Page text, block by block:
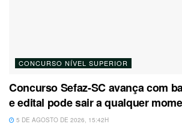
CONCURSO NÍVEL SUPERIOR
Concurso Sefaz-SC avança com
e edital pode sair a qualquer
5 DE AGOSTO DE 2026, 15:42H